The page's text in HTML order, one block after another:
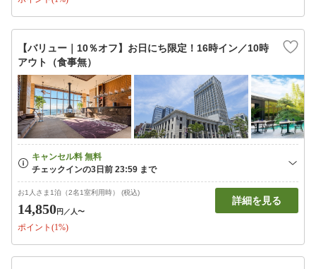
【バリュー｜10％オフ】お日にち限定！16時イン／10時
アウト（食事無）
お1人さま1泊（2名1室利用時） (税込)
14,850円 ／人〜
ポイント(1%)
詳細を見る